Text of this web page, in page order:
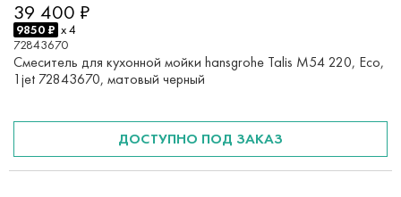
39 400 ₽
9850 ₽ x 4
72843670
Смеситель для кухонной мойки hansgrohe Talis M54 220, Eco,
1jet 72843670, матовый черный
ДОСТУПНО ПОД ЗАКАЗ